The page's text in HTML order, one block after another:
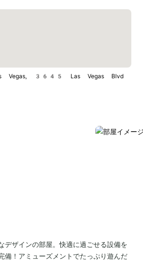
3645 Las Vegas Blvd
デザインの部屋。快適に過ごせる設備を
備！アミューズメントでたっぷり遊んだ